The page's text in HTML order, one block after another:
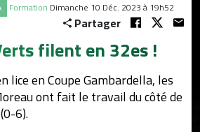
Formation Dimanche 10 Déc. 2023 à 19h52
Partager
filent en 32es !
lice en Coupe Gambardella, les
ont fait le travail du côté de
6).